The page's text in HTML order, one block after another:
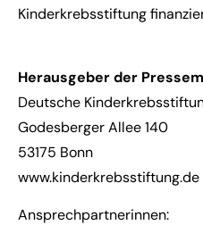
Kinderkrebsstiftung
Herausgeber der
Deutsche
Godesberger Allee 140
53175 Bonn
www.kinderkrebsstiftung.de
Ansprechpartnerinnen: